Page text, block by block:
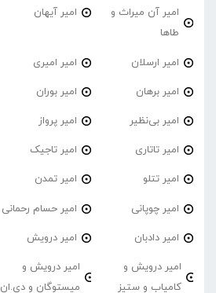
امیر آن میراث و
طاها
امیر آیهان
امیر ارسلان امیر امیری
امیر برهان امیر‌ بوران
امیر بی‌نظیر امیر پرواز
امیر تاتاری امیر تاجیک
امیر تتلو امیر تمدن
امیر چوپانی امیر حسام رحمانی
امیر دادبان امیر درویش
امیر درویش و
کامیاب و ستیز
امیر درویش و
میستوگان و دی.ان